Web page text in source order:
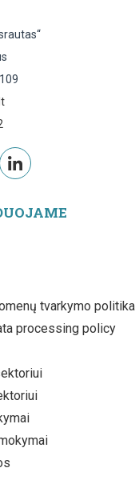
tvarkymo politika
processing policy